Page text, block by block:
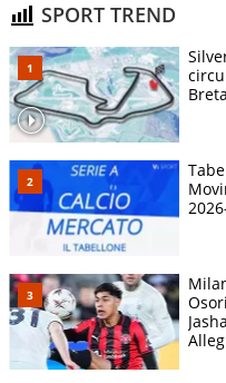
SPORT TREND